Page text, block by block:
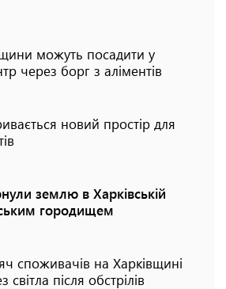
можуть посадити у
через борг з аліментів
новий простір для
землю в Харківській
городищем
споживачів на Харківщині
після обстрілів